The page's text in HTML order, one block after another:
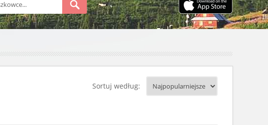
Sortuj według: